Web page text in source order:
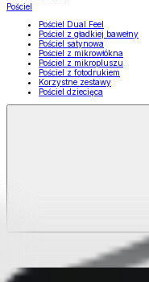
Pościel
Pościel Dual Feel
Pościel z gładkiej bawełny
Pościel satynowa
Pościel z mikrowłókna
Pościel z mikropluszu
Pościel z fotodrukiem
Korzystne zestawy
Pościel dziecięca